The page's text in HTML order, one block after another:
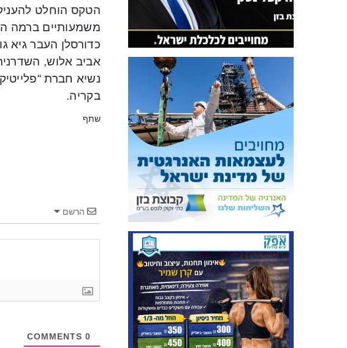
הטקס הוחלט
משמעותיים ברמה
כדורסלן העבר גיא
אביב אלוש,
נשיא חברת
בקריה.
שתף
הרשם
0